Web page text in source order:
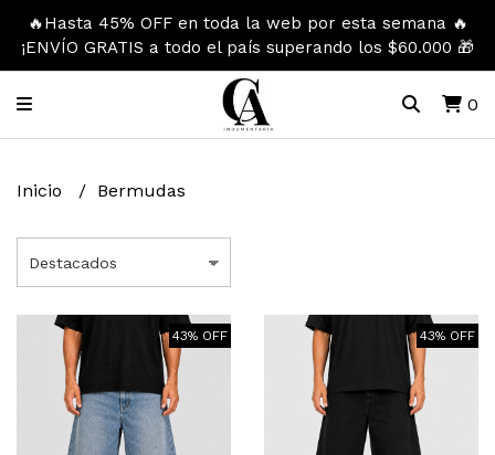
🔥Hasta 45% OFF en toda la web por esta semana 🔥
¡ENVÍO GRATIS a todo el país superando los $60.000 🎁
0
Inicio Bermudas
43% OFF 43% OFF